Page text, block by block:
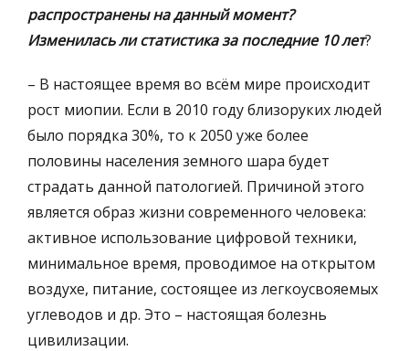
распространены на данный момент?
Изменилась ли статистика за последние 10 лет?
– В настоящее время во всём мире происходит
рост миопии. Если в 2010 году близоруких людей
было порядка 30%, то к 2050 уже более
половины населения земного шара будет
страдать данной патологией. Причиной этого
является образ жизни современного человека:
активное использование цифровой техники,
минимальное время, проводимое на открытом
воздухе, питание, состоящее из легкоусвояемых
углеводов и др. Это – настоящая болезнь
цивилизации.